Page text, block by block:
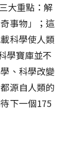
大重點：解
事物」；這
科學使人類
學寶庫並不
、科學改變
源自人類的
下一個175